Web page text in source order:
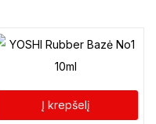
Į krepšelį